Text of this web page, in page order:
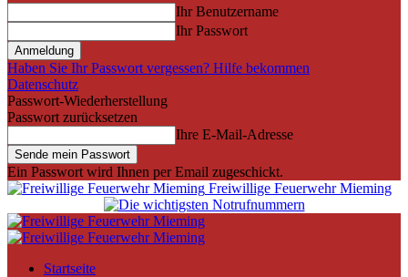
Ihr Benutzername
Ihr Passwort
Haben Sie Ihr Passwort vergessen? Hilfe bekommen
Datenschutz
Passwort-Wiederherstellung
Passwort zurücksetzen
Ihre E-Mail-Adresse
Ein Passwort wird Ihnen per Email zugeschickt.
Freiwillige Feuerwehr Mieming
Startseite